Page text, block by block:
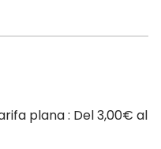
plana : Del 3,00€ al